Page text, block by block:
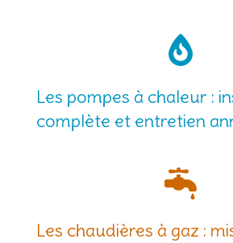
Les pompes à chaleur :
complète et entretien
Les chaudières à gaz :